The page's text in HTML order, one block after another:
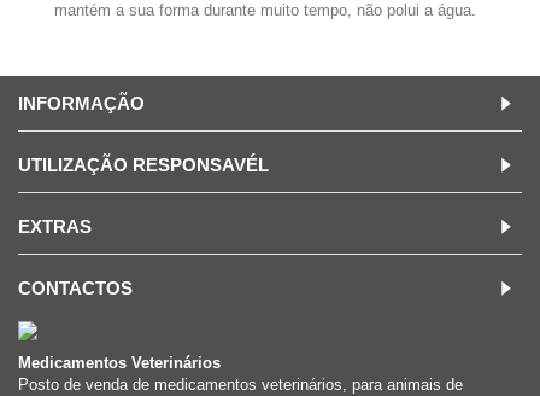
mantém a sua forma durante muito tempo, não polui a água.
INFORMAÇÃO
UTILIZAÇÃO RESPONSAVÉL
EXTRAS
CONTACTOS
Medicamentos Veterinários
Posto de venda de medicamentos veterinários, para animais de